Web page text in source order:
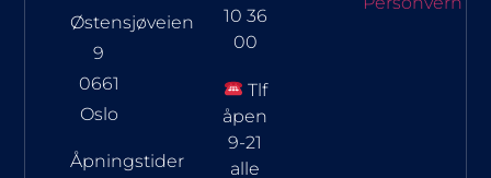
Østensjøveien
9
0661
Oslo
Åpningstider
10 36
00
Tlf
åpen
9-21
alle